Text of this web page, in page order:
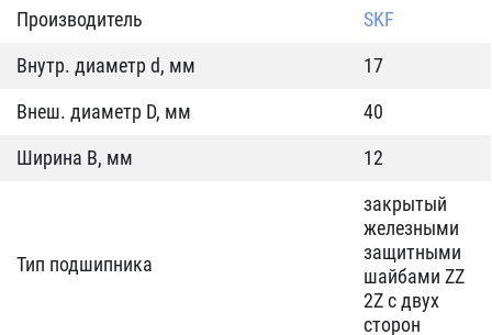
Производитель
SKF
Внутр. диаметр d, мм
17
Внеш. диаметр D, мм
40
Ширина B, мм
12
Тип подшипника
закрытый
железными
защитными
шайбами ZZ
2Z c двух
сторон